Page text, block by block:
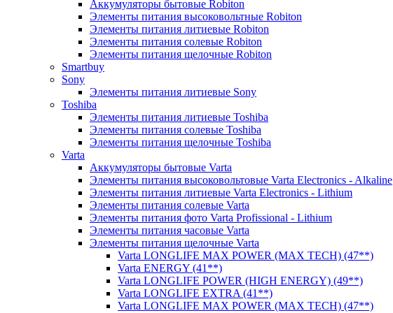
Аккумуляторы бытовые Robiton
Элементы питания высоковольтные Robiton
Элементы питания литиевые Robiton
Элементы питания солевые Robiton
Элементы питания щелочные Robiton
Smartbuy
Sony
Элементы питания литиевые Sony
Toshiba
Элементы питания литиевые Toshiba
Элементы питания солевые Toshiba
Элементы питания щелочные Toshiba
Varta
Аккумуляторы бытовые Varta
Элементы питания высоковольтовые Varta Electronics - Alkaline
Элементы питания литиевые Varta Electronics - Lithium
Элементы питания солевые Varta
Элементы питания фото Varta Profissional - Lithium
Элементы питания часовые Varta
Элементы питания щелочные Varta
Varta LONGLIFE MAX POWER (MAX TECH) (47**)
Varta ENERGY (41**)
Varta LONGLIFE POWER (HIGH ENERGY) (49**)
Varta LONGLIFE EXTRA (41**)
Varta LONGLIFE MAX POWER (MAX TECH) (47**)